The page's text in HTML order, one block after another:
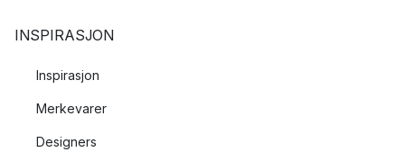
INSPIRASJON
Inspirasjon
Merkevarer
Designers